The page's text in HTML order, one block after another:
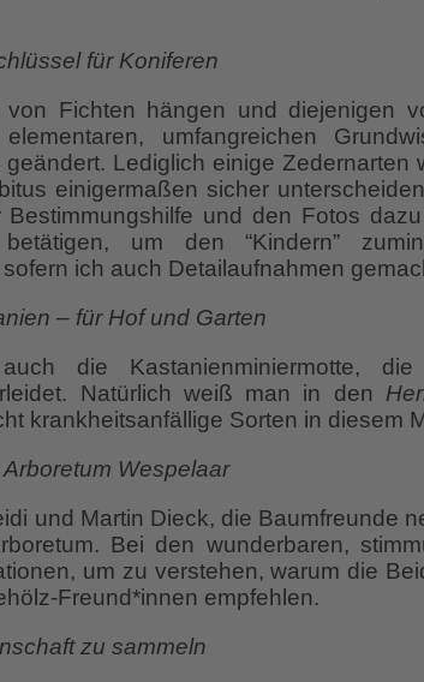
für Koniferen
Fichten hängen und diejenigen
umfangreichen
Lediglich einige Zedernarten
einigermaßen sicher
und den Fotos
um den “Kindern”
ich auch Detailaufnahmen
– für Hof und Garten
die Kastanienminiermotte,
Natürlich weiß man in den
krankheitsanfällige Sorten in diesem
Wespelaar
und Martin Dieck, die Baumfreunde
Bei den wunderbaren,
um zu verstehen, warum die
Freund*innen empfehlen.
zu sammeln